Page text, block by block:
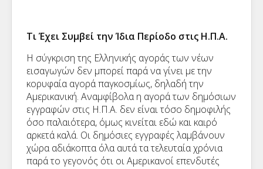
Τι Έχει Συμβεί την Ίδια Περίοδο στις Η.Π.Α.
Η σύγκριση της Ελληνικής αγοράς των νέων
εισαγωγών δεν μπορεί παρά να γίνει με την
κορυφαία αγορά παγκοσμίως, δηλαδή την
Αμερικανική. Αναμφίβολα η αγορά των δημόσιων
εγγραφών στις Η.Π.Α. δεν είναι τόσο δημοφιλής
όσο παλαιότερα, όμως κινείται εδώ και καιρό
αρκετά καλά. Οι δημόσιες εγγραφές λαμβάνουν
χώρα αδιάκοπτα όλα αυτά τα τελευταία χρόνια
παρά το γεγονός ότι οι Αμερικανοί επενδυτές